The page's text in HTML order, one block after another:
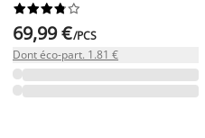






69,99 €/PCS
Dont éco-part. 1.81 €